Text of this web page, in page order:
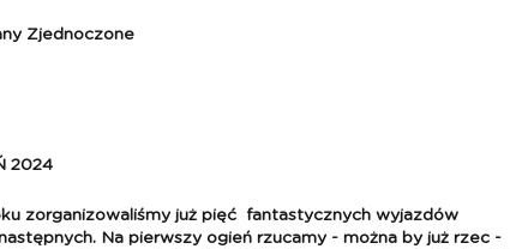
Zjednoczone
2024
zorganizowaliśmy już pięć fantastycznych wyjazdów
Na pierwszy ogień rzucamy - można by już rzec -